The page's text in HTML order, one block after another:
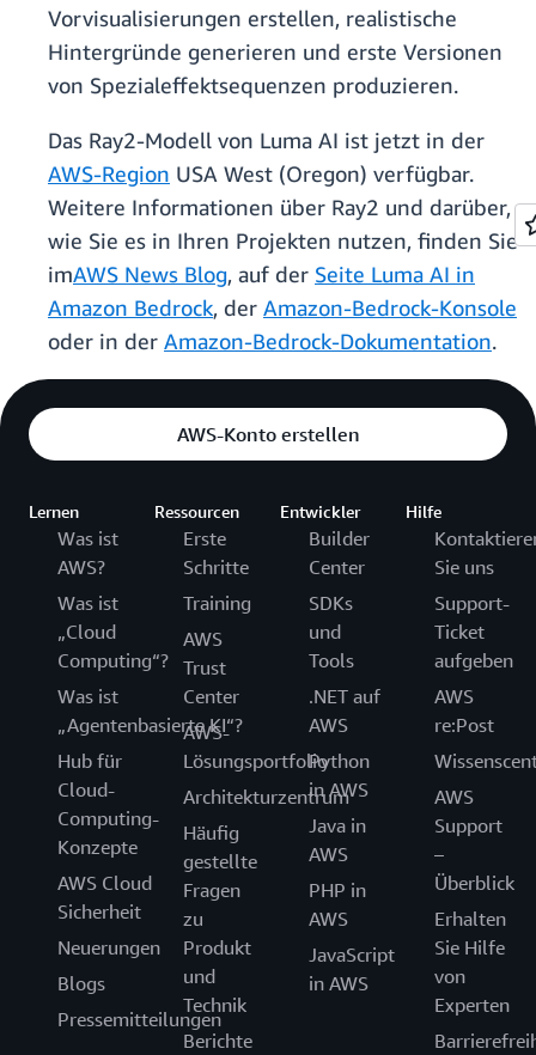
Vorvisualisierungen erstellen, realistische
Hintergründe generieren und erste Versionen
von Spezialeffektsequenzen produzieren.
Das Ray2-Modell von Luma AI ist jetzt in der
AWS-Region USA West (Oregon) verfügbar.
Weitere Informationen über Ray2 und darüber,
wie Sie es in Ihren Projekten nutzen, finden Sie
imAWS News Blog, auf der Seite Luma AI in
Amazon Bedrock, der Amazon-Bedrock-Konsole
oder in der Amazon-Bedrock-Dokumentation.
AWS-Konto erstellen
Lernen
Was ist
AWS?
Was ist
„Cloud
Computing“?
Was ist
„Agentenbasierte KI“?
Hub für
Cloud-
Computing-
Konzepte
AWS Cloud
Sicherheit
Neuerungen
Blogs
Pressemitteilungen
Ressourcen
Erste
Schritte
Training
AWS
Trust
Center
AWS-
Lösungsportfolio
Architekturzentrum
Häufig
gestellte
Fragen
zu
Produkt
und
Technik
Berichte
Entwickler
Builder
Center
SDKs
und
Tools
.NET auf
AWS
Python
in AWS
Java in
AWS
PHP in
AWS
JavaScript
in AWS
Hilfe
Sie uns
Support-
Ticket
aufgeben
AWS
re:Post
AWS
Support
–
Überblick
Erhalten
Sie Hilfe
von
Experten